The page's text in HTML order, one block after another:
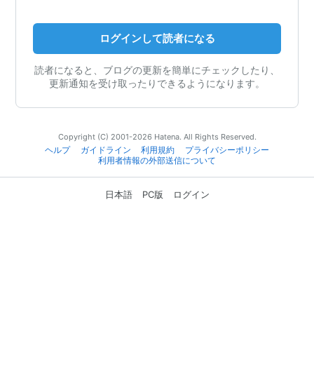
ログインして読者になる
読者になると、ブログの更新を簡単にチェックしたり、
更新通知を受け取ったりできるようになります。
Copyright (C) 2001-2026 Hatena. All Rights Reserved.
ヘルプ
ガイドライン 利用規約
プライバシーポリシー
利用者情報の外部送信について
日本語 PC版 ログイン